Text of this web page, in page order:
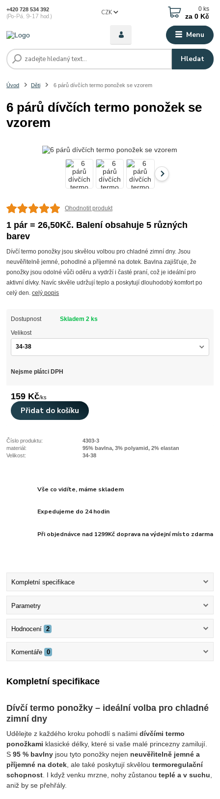
Menu
CZK
Hledat
+420 728 534 392
(Po-Pá, 9-17 hod.)
0 ks
za 0 Kč
Úvod Děti 6 párů dívčích termo ponožek se vzorem
6 párů dívčích termo ponožek se
vzorem
Ohodnotit produkt
1 pár = 26,50Kč. Balení obsahuje 5 různých
barev
Dívčí termo ponožky jsou skvělou volbou pro chladné zimní dny. Jsou
neuvěřitelně jemné, pohodlné a příjemné na dotek. Bavlna zajišťuje, že
ponožky jsou odolné vůči oděru a vydrží i časté praní, což je ideální pro
aktivní dívky. Navíc skvěle udržují teplo a poskytují dlouhodobý komfort po
celý den.celý popis
Dostupnost Skladem 2 ks
Velikost
Nejsme plátci DPH
159 Kč/ks
Přidat do košíku
Číslo produktu:
4303-3
materiál:
95% bavlna, 3% polyamid, 2% elastan
Velikost:
34-38
Vše co vidíte, máme skladem
Expedujeme do 24 hodin
Při objednávce nad 1299Kč doprava na výdejní místo zdarma
Kompletní specifikace
Parametry
Hodnocení 2
Komentáře 0
Kompletní specifikace
Dívčí termo ponožky – ideální volba pro chladné
zimní dny
Udělejte z každého kroku pohodlí s našimidívčími termo
ponožkami klasické délky, které si vaše malé princezny zamilují.
S95 % bavlny jsou tyto ponožky nejen neuvěřitelně jemné a
příjemné na dotek , ale také poskytují skvěloutermoregulační
schopnost . I když venku mrzne, nohy zůstanouteplé a v suchu
aniž by se přehřály.